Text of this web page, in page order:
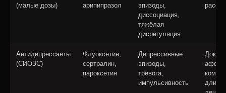
(малые дозы)
арипипразол
эпизоды,
диссоциация,
тяжёлая
дисрегуляция
Антидепрессанты
(СИОЗС)
Флуоксетин,
сертралин,
пароксетин
Депрессивные
эпизоды,
тревога,
импульсивность